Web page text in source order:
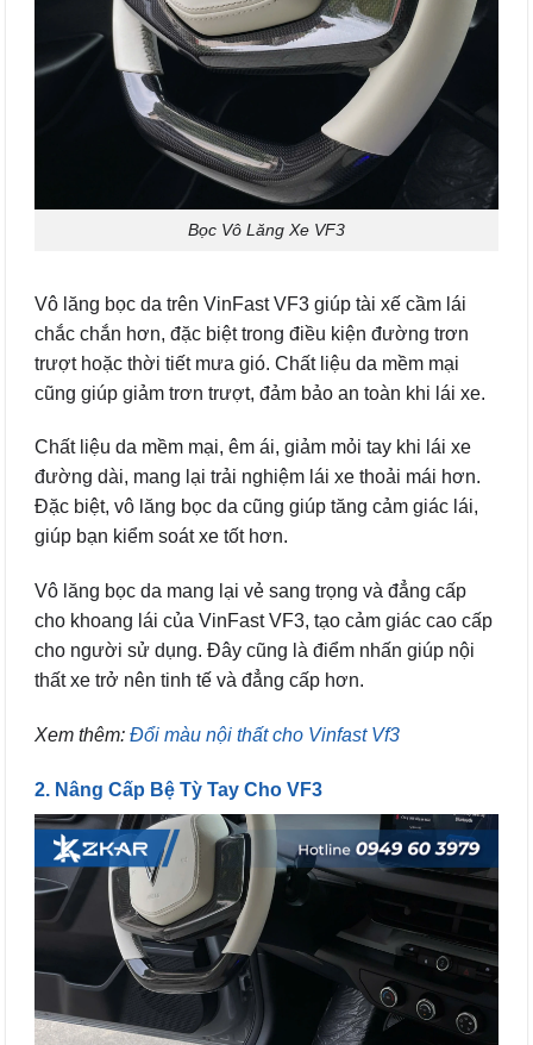
Bọc Vô Lăng Xe VF3
Vô lăng bọc da trên VinFast VF3 giúp tài xế cầm lái
chắc chắn hơn, đặc biệt trong điều kiện đường trơn
trượt hoặc thời tiết mưa gió. Chất liệu da mềm mại
cũng giúp giảm trơn trượt, đảm bảo an toàn khi lái xe.
Chất liệu da mềm mại, êm ái, giảm mỏi tay khi lái xe
đường dài, mang lại trải nghiệm lái xe thoải mái hơn.
Đặc biệt, vô lăng bọc da cũng giúp tăng cảm giác lái,
giúp bạn kiểm soát xe tốt hơn.
Vô lăng bọc da mang lại vẻ sang trọng và đẳng cấp
cho khoang lái của VinFast VF3, tạo cảm giác cao cấp
cho người sử dụng. Đây cũng là điểm nhấn giúp nội
thất xe trở nên tinh tế và đẳng cấp hơn.
Xem thêm: Đổi màu nội thất cho Vinfast Vf3
2. Nâng Cấp Bệ Tỳ Tay Cho VF3